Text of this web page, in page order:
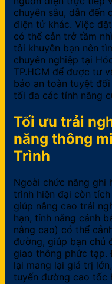
chuyên sâu, dẫn đến
điện tử khác. Việc
có thể cản trở tầm
tôi khuyên bạn nên
chuyên nghiệp tại
TP.HCM để được tư
bảo an toàn tuyệt
tối đa các tính năng
Tối ưu trải
năng thông
Trình
Ngoài chức năng ghi
trình hiện đại còn
giúp nâng cao trải
hạn, tính năng cảnh
nâng cao) có thể
đường, giúp bạn chủ
giao thông phức tạp.
lại mang lại giá trị
tuyến đường cao tốc